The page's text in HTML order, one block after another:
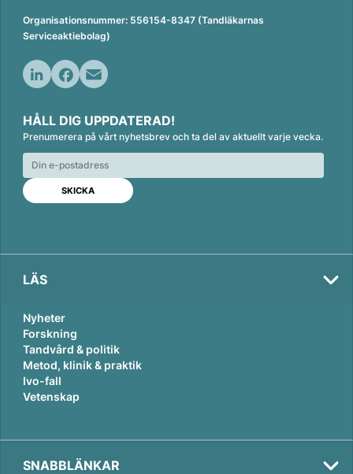
Organisationsnummer: 556154-8347 (Tandläkarnas
Serviceaktiebolag)
n
k
e
d
n
c
e
b
o
o
k
a
i
l
HÅLL DIG UPPDATERAD!
Prenumerera på vårt nyhetsbrev och ta del av aktuellt varje vecka.
LÄS
Nyheter
Forskning
Tandvård & politik
Metod, klinik & praktik
Ivo-fall
Vetenskap
SNABBLÄNKAR